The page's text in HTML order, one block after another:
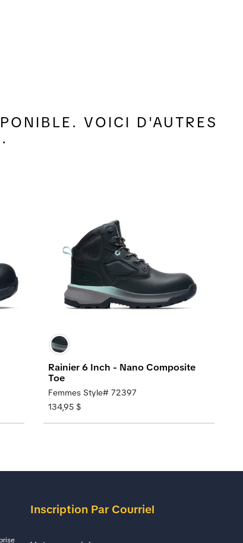
VOICI D'AUTRES
Rainier 6 Inch - Nano Composite
Toe
Femmes Style# 72397
134,95 $
Inscription Par Courriel